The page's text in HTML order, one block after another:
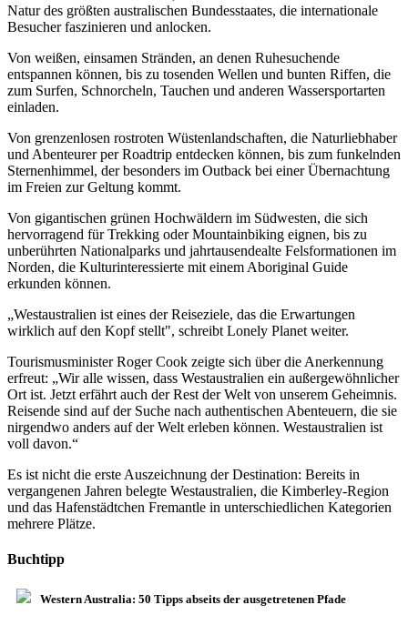
Natur des größten australischen Bundesstaates, die internationale
Besucher faszinieren und anlocken.
Von weißen, einsamen Stränden, an denen Ruhesuchende
entspannen können, bis zu tosenden Wellen und bunten Riffen, die
zum Surfen, Schnorcheln, Tauchen und anderen Wassersportarten
einladen.
Von grenzenlosen rostroten Wüstenlandschaften, die Naturliebhaber
und Abenteurer per Roadtrip entdecken können, bis zum funkelnden
Sternenhimmel, der besonders im Outback bei einer Übernachtung
im Freien zur Geltung kommt.
Von gigantischen grünen Hochwäldern im Südwesten, die sich
hervorragend für Trekking oder Mountainbiking eignen, bis zu
unberührten Nationalparks und jahrtausendealte Felsformationen im
Norden, die Kulturinteressierte mit einem Aboriginal Guide
erkunden können.
„Westaustralien ist eines der Reiseziele, das die Erwartungen
wirklich auf den Kopf stellt", schreibt Lonely Planet weiter.
Tourismusminister Roger Cook zeigte sich über die Anerkennung
erfreut: „Wir alle wissen, dass Westaustralien ein außergewöhnlicher
Ort ist. Jetzt erfährt auch der Rest der Welt von unserem Geheimnis.
Reisende sind auf der Suche nach authentischen Abenteuern, die sie
nirgendwo anders auf der Welt erleben können. Westaustralien ist
voll davon.“
Es ist nicht die erste Auszeichnung der Destination: Bereits in
vergangenen Jahren belegte Westaustralien, die Kimberley-Region
und das Hafenstädtchen Fremantle in unterschiedlichen Kategorien
mehrere Plätze.
Buchtipp
Western Australia: 50 Tipps abseits der ausgetretenen Pfade